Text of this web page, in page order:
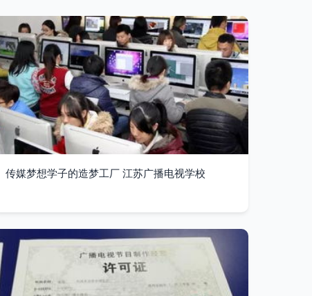
传媒梦想学子的造梦工厂 江苏广播电视学校